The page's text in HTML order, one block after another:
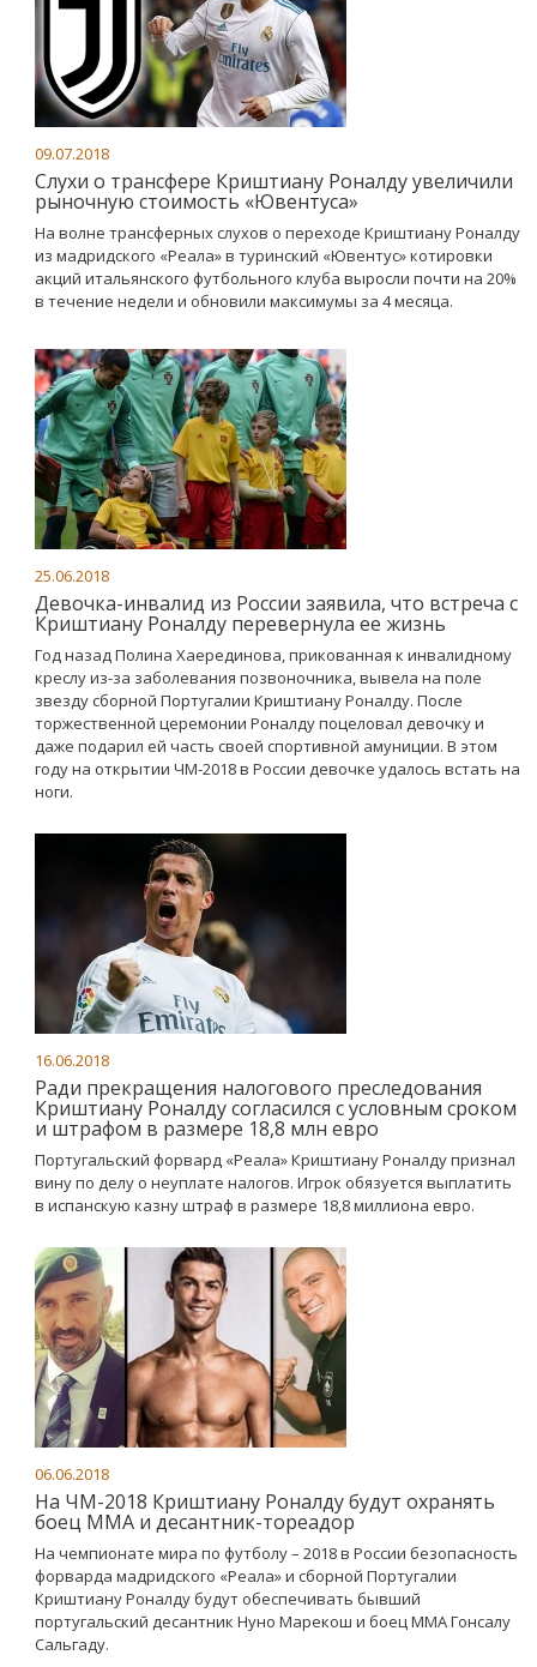
09.07.2018
Слухи о трансфере Криштиану Роналду увеличили
рыночную стоимость «Ювентуса»
На волне трансферных слухов о переходе Криштиану Роналду
из мадридского «Реала» в туринский «Ювентус» котировки
акций итальянского футбольного клуба выросли почти на 20%
в течение недели и обновили максимумы за 4 месяца.
25.06.2018
Девочка-инвалид из России заявила, что встреча с
Криштиану Роналду перевернула ее жизнь
Год назад Полина Хаерединова, прикованная к инвалидному
креслу из-за заболевания позвоночника, вывела на поле
звезду сборной Португалии Криштиану Роналду. После
торжественной церемонии Роналду поцеловал девочку и
даже подарил ей часть своей спортивной амуниции. В этом
году на открытии ЧМ-2018 в России девочке удалось встать на
ноги.
16.06.2018
Ради прекращения налогового преследования
Криштиану Роналду согласился с условным сроком
и штрафом в размере 18,8 млн евро
Португальский форвард «Реала» Криштиану Роналду признал
вину по делу о неуплате налогов. Игрок обязуется выплатить
в испанскую казну штраф в размере 18,8 миллиона евро.
06.06.2018
На ЧМ-2018 Криштиану Роналду будут охранять
боец MMA и десантник-тореадор
На чемпионате мира по футболу – 2018 в России безопасность
форварда мадридского «Реала» и сборной Португалии
Криштиану Роналду будут обеспечивать бывший
португальский десантник Нуно Марекош и боец MMA Гонсалу
Сальгаду.